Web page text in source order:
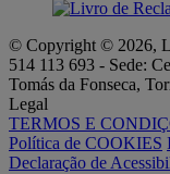
© Copyright © 2026,
514 113 693 - Sede:
Tomás da Fonseca,
Legal
TERMOS E
Política de COOKIES
Declaração de